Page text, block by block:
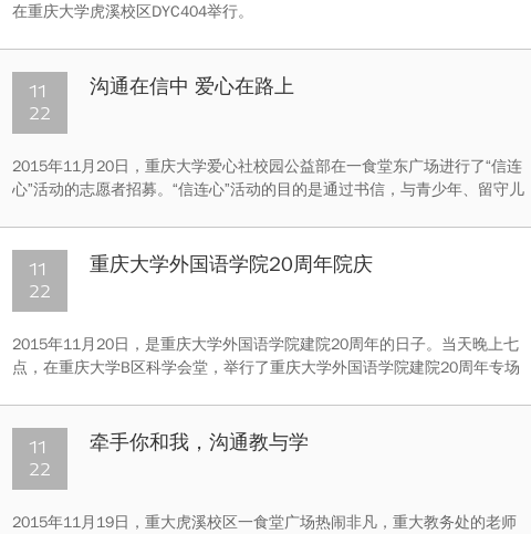
在重庆大学虎溪校区DYC404举行。
11
22
沟通在信中 爱心在路上
2015年11月20日，重庆大学爱心社校园公益部在一食堂东广场进行了“信连
心”活动的志愿者招募。“信连心”活动的目的是通过书信，与青少年、留守儿
11
22
重庆大学外国语学院20周年院庆
2015年11月20日，是重庆大学外国语学院建院20周年的日子。当天晚上七
点，在重庆大学B区科学会堂，举行了重庆大学外国语学院建院20周年专场
11
22
牵手你和我，沟通教与学
2015年11月19日，重大虎溪校区一食堂广场热闹非凡，重大教务处的老师